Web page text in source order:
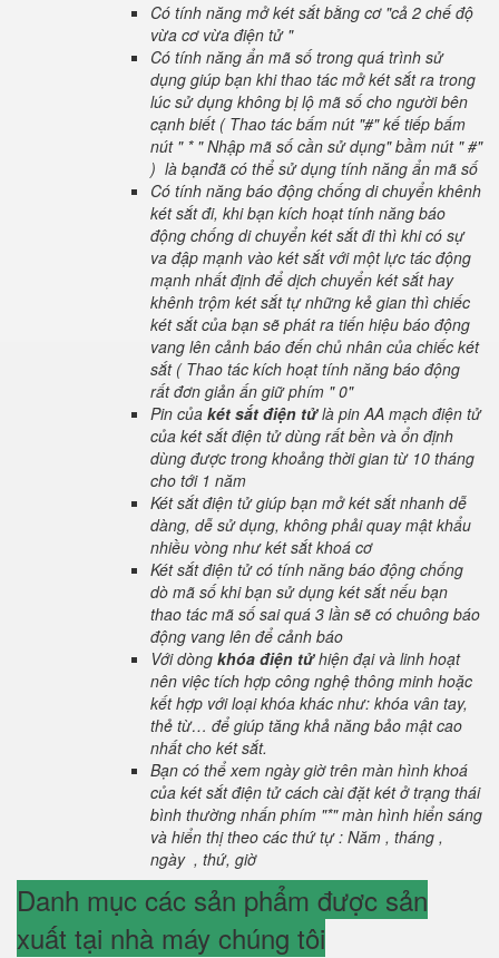
Có tính năng mở két sắt bằng cơ "cả 2 chế độ
vừa cơ vừa điện tử "
Có tính năng ẩn mã số trong quá trình sử
dụng giúp bạn khi thao tác mở két sắt ra trong
lúc sử dụng không bị lộ mã số cho người bên
cạnh biết ( Thao tác bấm nút "#" kế tiếp bấm
nút " * " Nhập mã số cần sử dụng" bầm nút " #"
) là bạnđã có thể sử dụng tính năng ẩn mã số
Có tính năng báo động chống di chuyển khênh
két sắt đi, khi bạn kích hoạt tính năng báo
động chống di chuyển két sắt đi thì khi có sự
va đập mạnh vào két sắt với một lực tác động
mạnh nhất định để dịch chuyển két sắt hay
khênh trộm két sắt tự những kẻ gian thì chiếc
két sắt của bạn sẽ phát ra tiến hiệu báo động
vang lên cảnh báo đến chủ nhân của chiếc két
sắt ( Thao tác kích hoạt tính năng báo động
rất đơn giản ấn giữ phím " 0"
Pin của két sắt điện tửlà pin AA mạch điện tử
của két sắt điện tử dùng rất bền và ổn định
dùng được trong khoảng thời gian từ 10 tháng
cho tới 1 năm
Két sắt điện tử giúp bạn mở két sắt nhanh dễ
dàng, dễ sử dụng, không phải quay mật khẩu
nhiều vòng như két sắt khoá cơ
Két sắt điện tử có tính năng báo động chống
dò mã số khi bạn sử dụng két sắt nếu bạn
thao tác mã số sai quá 3 lần sẽ có chuông báo
động vang lên để cảnh báo
Với dòng khóa điện tửhiện đại và linh hoạt
nên việc tích hợp công nghệ thông minh hoặc
kết hợp với loại khóa khác như: khóa vân tay,
thẻ từ… để giúp tăng khả năng bảo mật cao
nhất cho két sắt.
Bạn có thể xem ngày giờ trên màn hình khoá
của két sắt điện tử cách cài đặt két ở trạng thái
bình thường nhấn phím "*" màn hình hiển sáng
và hiển thị theo các thứ tự : Năm , tháng ,
ngày , thứ, giờ
Danh mục các sản phẩm được sản
xuất tại nhà máy chúng tôi